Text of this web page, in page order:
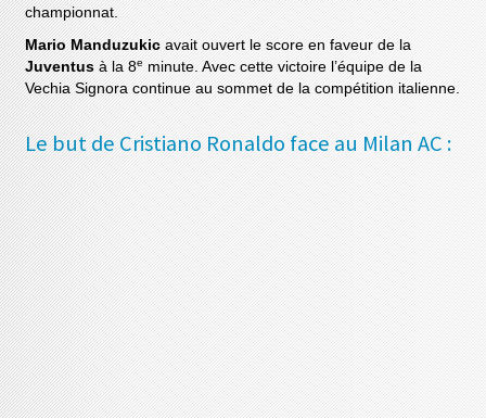
championnat.
Mario Manduzukic avait ouvert le score en faveur de la
Juventusà la 8e minute. Avec cette victoire l’équipe de la
Vechia Signora continue au sommet de la compétition italienne.
Le but de Cristiano Ronaldo face au Milan AC :